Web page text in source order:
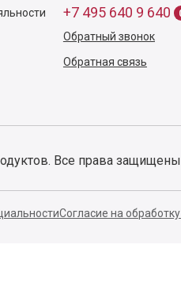
+7 495 640 9 640
Обратный звонок
Обратная связь
Все права защищены
Согласие на